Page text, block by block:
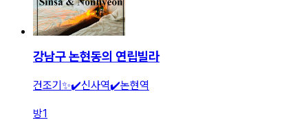
강남구 논현동의 연립빌라
건조기✨✔️신사역✔️논현역
방1